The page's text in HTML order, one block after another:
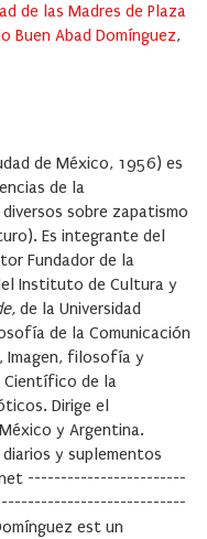
de las Madres de Plaza
Buen Abad Domínguez,
de México, 1956) es
de la
sobre zapatismo
Es integrante del
Fundador de la
Instituto de Cultura y
de la Universidad
de la Comunicación
Imagen, filosofía y
Científico de la
Dirige el
y Argentina.
y suplementos
------------------------
est un